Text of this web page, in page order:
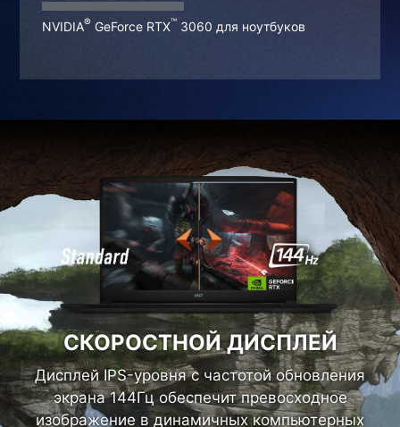
NVIDIA® GeForce RTX™ 3060 для ноутбуков
СКОРОСТНОЙ ДИСПЛЕЙ
Дисплей IPS-уровня с частотой обновления
экрана 144Гц обеспечит превосходное
изображение в динамичных компьютерных